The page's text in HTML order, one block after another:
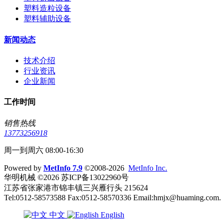
塑料造粒设备
塑料辅助设备
新闻动态
技术介绍
行业资讯
企业新闻
工作时间
销售热线
13773256918
周一到周六 08:00-16:30
Powered by MetInfo 7.9 ©2008-2026 MetInfo Inc.
华明机械 ©2026 苏ICP备13022960号
江苏省张家港市锦丰镇三兴雁行头 215624
Tel:0512-58573588 Fax:0512-58570336
中文 English